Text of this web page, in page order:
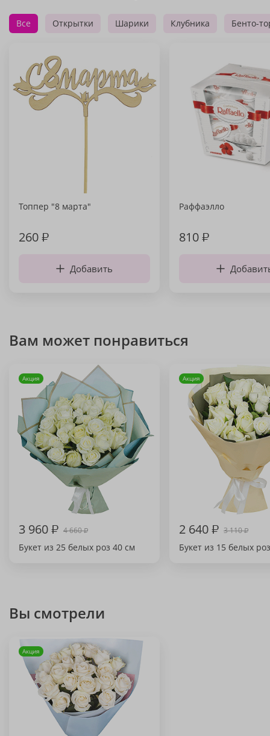
Все Открытки Шарики Клубника Бенто-
Топпер "8 марта"
260₽
Добавить
Раффаэлло
810₽
Вам может понравиться
Акция
3 960₽ 4 660₽
Букет из 25 белых роз 40 см
Акция
2 640₽ 3 110₽
Букет из 15 белых
Вы смотрели
Акция